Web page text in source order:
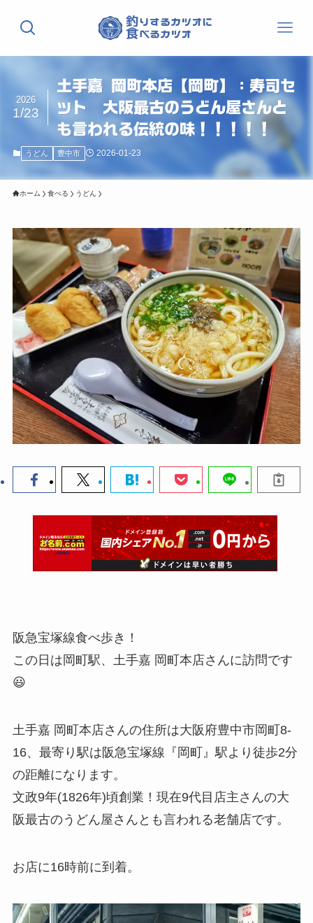
土手嘉 岡町本店【岡町】：寿司セ
ット 大阪最古のうどん屋さんと
も言われる伝統の味！！！！！
2026
1/23
うどん 豊中市 2026-01-23
ホーム 食べる うどん
阪急宝塚線食べ歩き！
この日は岡町駅、土手嘉 岡町本店さんに訪問です
😃
土手嘉 岡町本店さんの住所は大阪府豊中市岡町8-
16、最寄り駅は阪急宝塚線『岡町』駅より徒歩2分
の距離になります。
文政9年(1826年)頃創業！現在9代目店主さんの大
阪最古のうどん屋さんとも言われる老舗店です。
お店に16時前に到着。